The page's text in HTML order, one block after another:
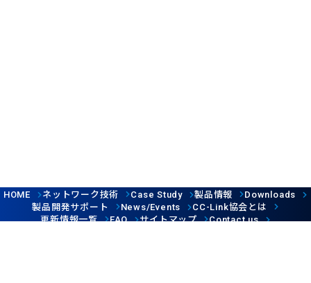
HOME ネットワーク技術 Case Study 製品情報 Downloads
製品開発サポート News/Events CC-Link協会とは
更新情報一覧
FAQ サイトマップ Contact us